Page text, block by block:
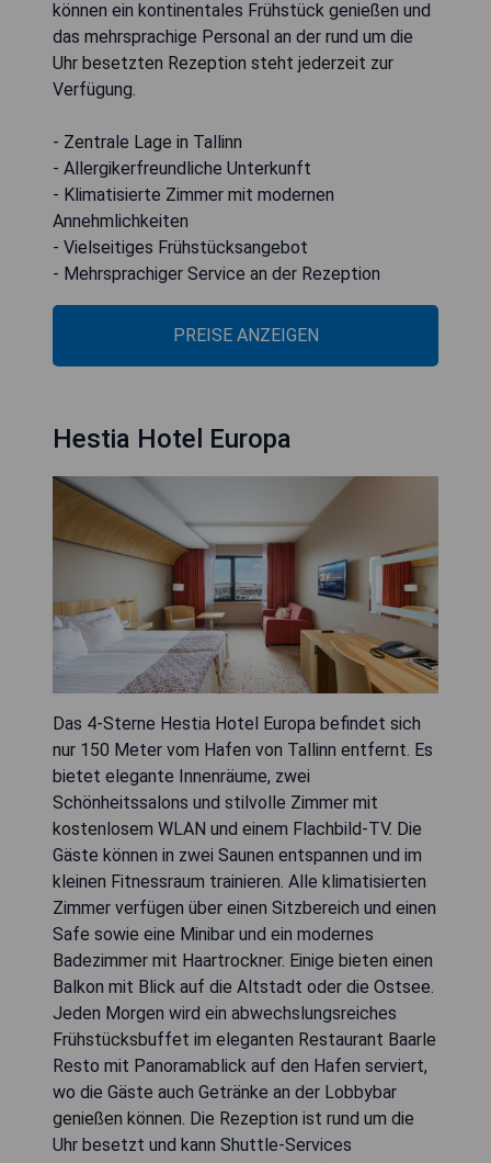
können ein kontinentales Frühstück genießen und
das mehrsprachige Personal an der rund um die
Uhr besetzten Rezeption steht jederzeit zur
Verfügung.
- Zentrale Lage in Tallinn
- Allergikerfreundliche Unterkunft
- Klimatisierte Zimmer mit modernen
Annehmlichkeiten
- Vielseitiges Frühstücksangebot
- Mehrsprachiger Service an der Rezeption
PREISE ANZEIGEN
Hestia Hotel Europa
Das 4-Sterne Hestia Hotel Europa befindet sich
nur 150 Meter vom Hafen von Tallinn entfernt. Es
bietet elegante Innenräume, zwei
Schönheitssalons und stilvolle Zimmer mit
kostenlosem WLAN und einem Flachbild-TV. Die
Gäste können in zwei Saunen entspannen und im
kleinen Fitnessraum trainieren. Alle klimatisierten
Zimmer verfügen über einen Sitzbereich und einen
Safe sowie eine Minibar und ein modernes
Badezimmer mit Haartrockner. Einige bieten einen
Balkon mit Blick auf die Altstadt oder die Ostsee.
Jeden Morgen wird ein abwechslungsreiches
Frühstücksbuffet im eleganten Restaurant Baarle
Resto mit Panoramablick auf den Hafen serviert,
wo die Gäste auch Getränke an der Lobbybar
genießen können. Die Rezeption ist rund um die
Uhr besetzt und kann Shuttle-Services